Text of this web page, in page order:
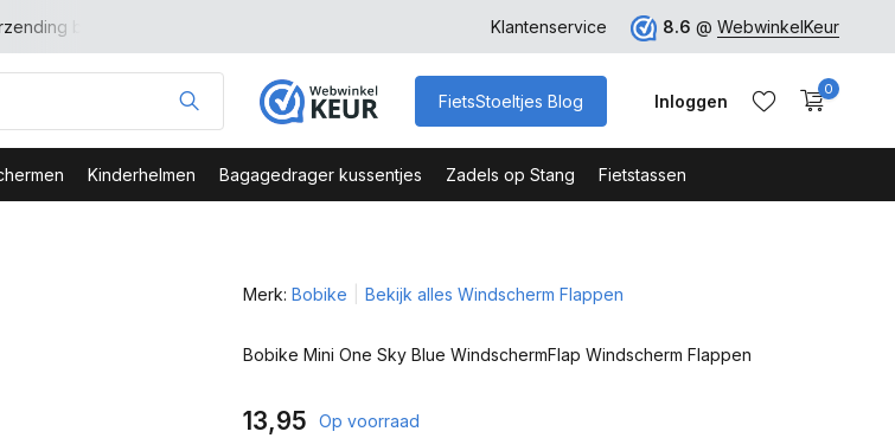
Klantenservice 8.6 @ WebwinkelKeur
FietsStoeltjes Blog Inloggen
0
Kinderhelmen Bagagedrager kussentjes Zadels op Stang Fietstassen
Merk: Bobike Bekijk alles Windscherm Flappen
Bobike Mini One Sky Blue WindschermFlap Windscherm Flappen
13,95 Op voorraad